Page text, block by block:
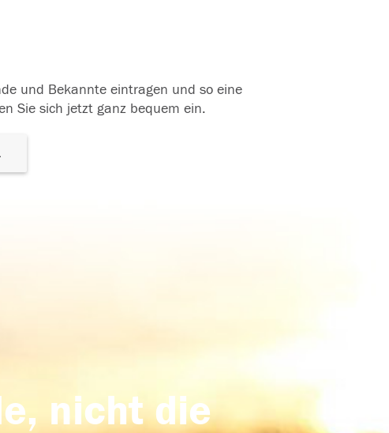
und Bekannte eintragen und so eine
Sie sich jetzt ganz bequem ein.
nicht die